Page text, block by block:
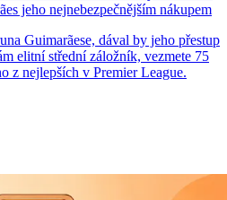
jeho nejnebezpečnějším nákupem
Guimarãese, dával by jeho přestup
elitní střední záložník, vezmete 75
z nejlepších v Premier League.